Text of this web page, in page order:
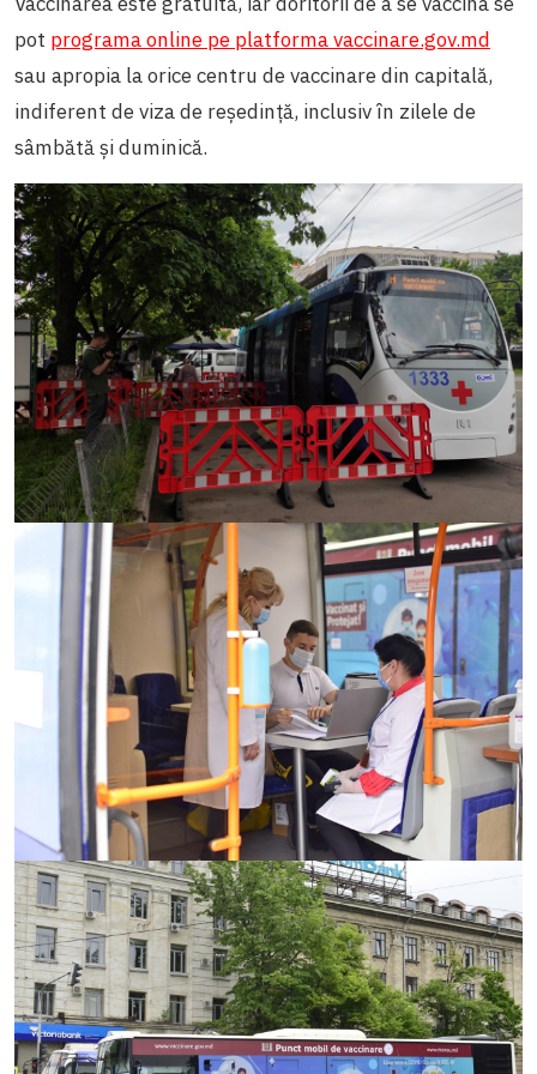
pot programa online pe platforma vaccinare.gov.md
sau apropia la orice centru de vaccinare din capitală,
indiferent de viza de reședință, inclusiv în zilele de
sâmbătă și duminică.